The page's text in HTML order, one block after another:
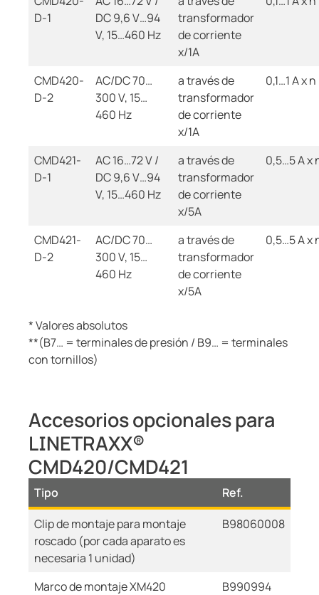
D-1
DC 9,6 V…94
V, 15…460 Hz
transformador
de corriente
x/1A
CMD420-
D-2
AC/DC 70…
300 V, 15…
460 Hz
a través de
transformador
de corriente
x/1A
0,1…1 A x n
CMD421-
D-1
AC 16…72 V /
DC 9,6 V…94
V, 15…460 Hz
a través de
transformador
de corriente
x/5A
0,5…5 A x
CMD421-
D-2
AC/DC 70…
300 V, 15…
460 Hz
a través de
transformador
de corriente
x/5A
0,5…5 A x
* Valores absolutos
**(B7… = terminales de presión / B9… = terminales
con tornillos)
Accesorios opcionales para
LINETRAXX®
CMD420/CMD421
Tipo
Ref.
Clip de montaje para montaje
roscado (por cada aparato es
necesaria 1 unidad)
B98060008
Marco de montaje XM420 B990994